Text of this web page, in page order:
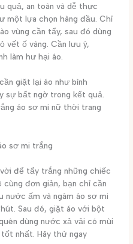
quả, an toàn và dễ thực
một lựa chọn hàng đầu. Chỉ
vùng cần tẩy, sau đó dùng
vết ố vàng. Cần lưu ý,
làm hư hại áo.
giặt lại áo như bình
sự bất ngờ trong kết quả.
áo sơ mi nữ thời trang
sơ mi trắng
để tẩy trắng những chiếc
cùng đơn giản, bạn chỉ cần
nước ấm và ngâm áo sơ mi
Sau đó, giặt áo với bột
dùng nước xả vải có mùi
nhất. Hãy thử ngay